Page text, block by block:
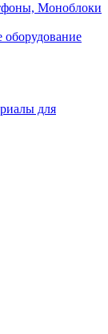
Моноблоки
оборудование
для